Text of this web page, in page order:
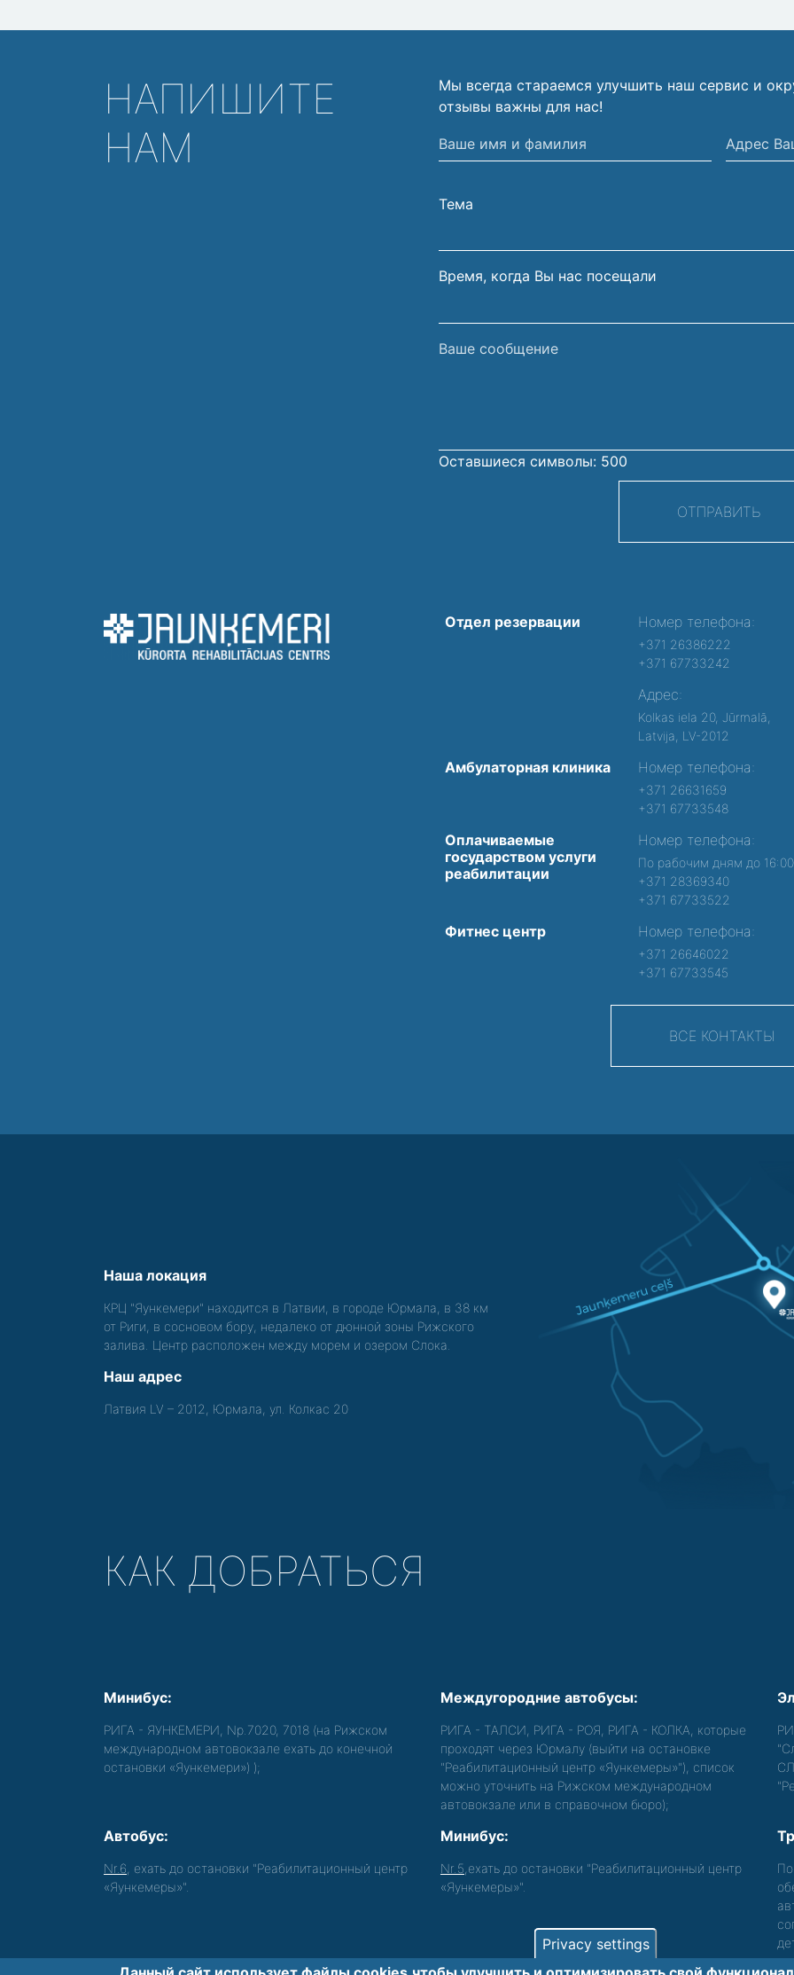
НАПИШИТЕ
НАМ
Мы всегда стараемся улучшить наш сервис и
отзывы важны для нас!
Ваше
имя
фамилия
Адрес
Вашей
Тема
Время, когда Вы нас посещали
Ваше
Оставшиеся символы: 500
ОТПРАВИТЬ
Отдел резервации Номер телефона:
+371 26386222
+371 67733242
Адрес:
Kolkas iela 20, Jūrmalā,
Latvija, LV-2012
Амбулаторная клиника Номер телефона:
+371 26631659
+371 67733548
Оплачиваемые
государством услуги
реабилитации
Номер телефона:
По рабочим дням до 16:00
+371 28369340
+371 67733522
Фитнес центр Номер телефона:
+371 26646022
+371 67733545
ВСЕ КОНТАКТЫ
Наша локация
КРЦ "Яункемери" находится в Латвии, в городе Юрмала, в 38 км
от Риги, в сосновом бору, недалеко от дюнной зоны Рижского
залива. Центр расположен между морем и озером Слока.
Наш адрес
Латвия LV – 2012, Юрмала, ул. Колкас 20
КАК ДОБРАТЬСЯ
Минибус:
РИГА - ЯУНКЕМЕРИ, Nр.7020, 7018 (на Рижском
международном автовокзале ехать до конечной
остановки «Яункемери») );
Междугородние автобусы:
РИГА - ТАЛСИ, РИГА - РОЯ, РИГА - КОЛКА, которые
проходят через Юрмалу (выйти на остановке
"Реабилитационный центр «Яункемеры»"), список
можно уточнить на Рижском международном
автовокзале или в справочном бюро);
Автобус:
Nr.6 , ехать до остановки "Реабилитационный центр
«Яункемеры»".
Минибус:
Nr.5 ,ехать до остановки "Реабилитационный центр
«Яункемеры»".
Privacy settings